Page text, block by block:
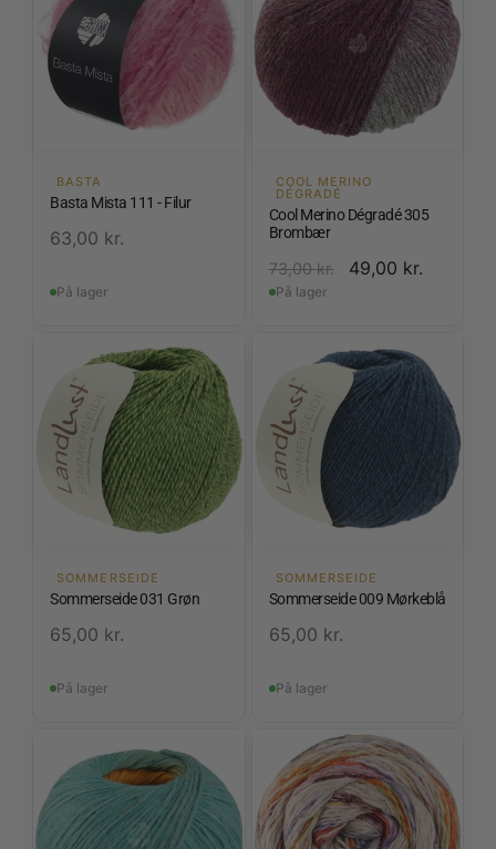
BASTA
Basta Mista 111 - Filur
63,00 kr.
På lager
COOL MERINO
DÉGRADÉ
Cool Merino Dégradé 305
Brombær
73,00kr. 49,00 kr.
På lager
SOMMERSEIDE
Sommerseide 031 Grøn
65,00 kr.
På lager
SOMMERSEIDE
Sommerseide 009 Mørkeblå
65,00 kr.
På lager